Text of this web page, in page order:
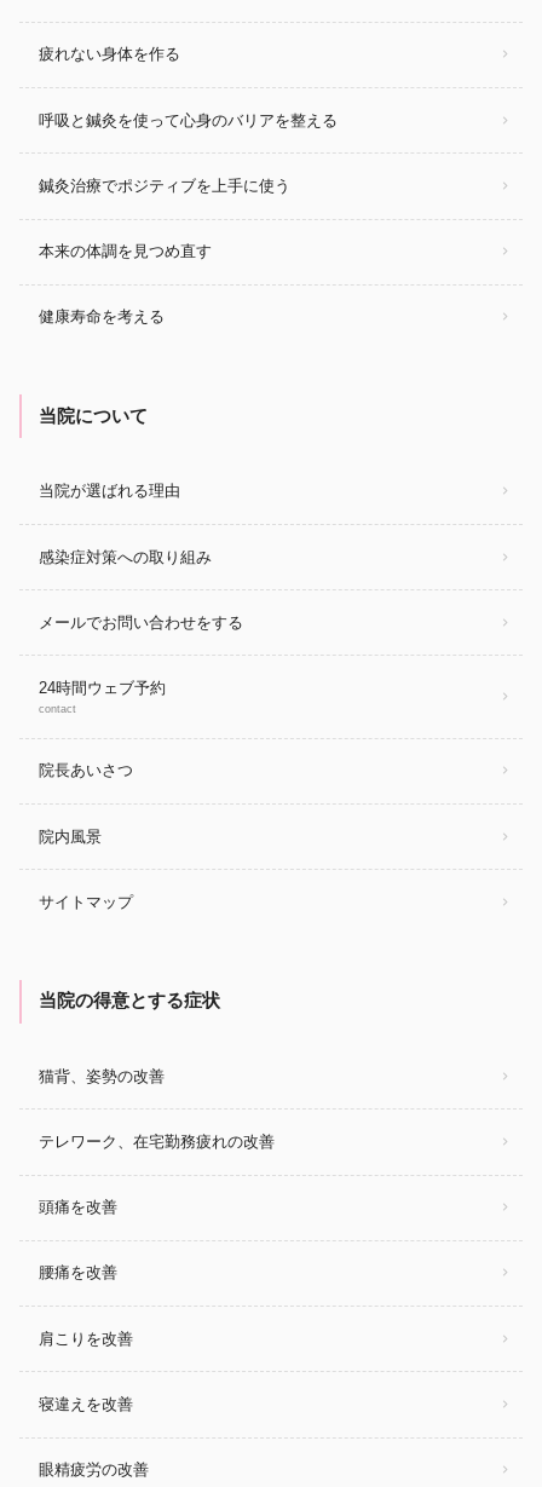
疲れない身体を作る
呼吸と鍼灸を使って心身のバリアを整える
鍼灸治療でポジティブを上手に使う
本来の体調を見つめ直す
健康寿命を考える
当院について
当院が選ばれる理由
感染症対策への取り組み
メールでお問い合わせをする
24時間ウェブ予約
contact
院長あいさつ
院内風景
サイトマップ
当院の得意とする症状
猫背、姿勢の改善
テレワーク、在宅勤務疲れの改善
頭痛を改善
腰痛を改善
肩こりを改善
寝違えを改善
眼精疲労の改善